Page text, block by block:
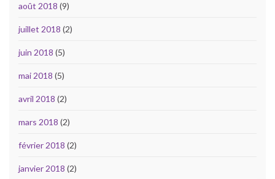
août 2018 (9)
juillet 2018 (2)
juin 2018 (5)
mai 2018 (5)
avril 2018 (2)
mars 2018 (2)
février 2018 (2)
janvier 2018 (2)